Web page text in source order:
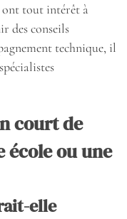
ont tout intérêt à
des conseils
technique, il
court de
école ou une
elle